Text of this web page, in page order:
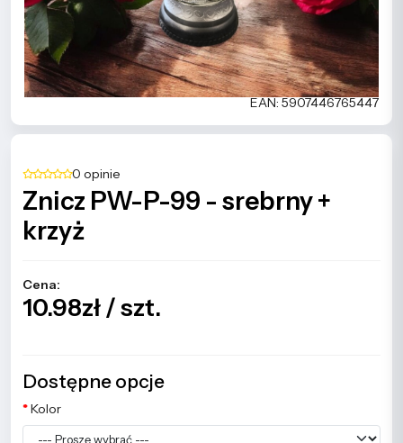
EAN: 5907446765447
0 opinie
Znicz PW-P-99 - srebrny +
krzyż
Cena:
10.98zł / szt.
Dostępne opcje
Kolor